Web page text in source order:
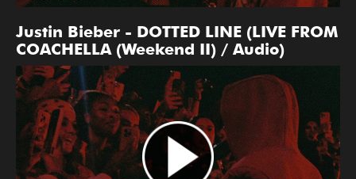
Justin Bieber - DOTTED LINE (LIVE FROM
COACHELLA (Weekend II) / Audio)